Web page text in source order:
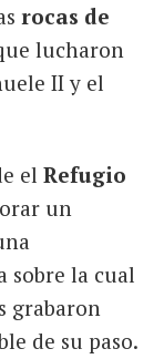
rocas de
lucharon
II y el
el Refugio
un
sobre la cual
grabaron
de su paso.